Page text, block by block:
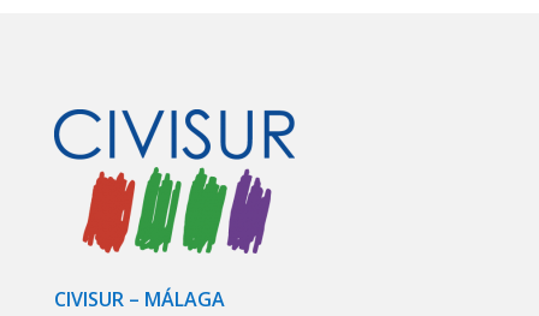
CIVISUR – MÁLAGA